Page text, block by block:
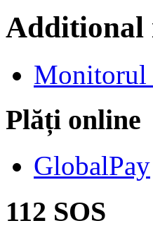
Additional
Monitorul
Plăți online
GlobalPay
112 SOS